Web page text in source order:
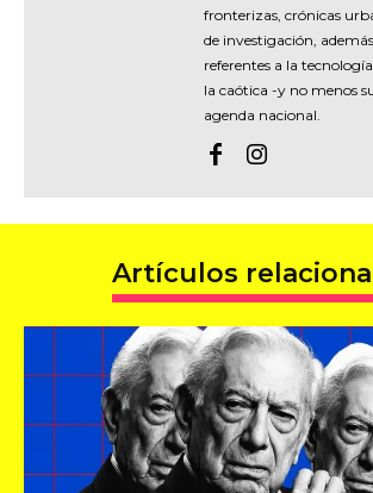
fronterizas, crónicas
de investigación,
referentes a la
la caótica -y no menos
agenda nacional.
Artículos